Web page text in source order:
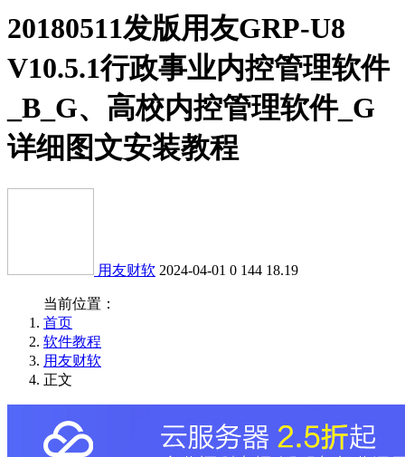
20180511发版用友GRP-U8
V10.5.1行政事业内控管理软件
_B_G、高校内控管理软件_G
详细图文安装教程
用友财软 2024-04-01 0 144 18.19
当前位置：
首页
软件教程
用友财软
正文